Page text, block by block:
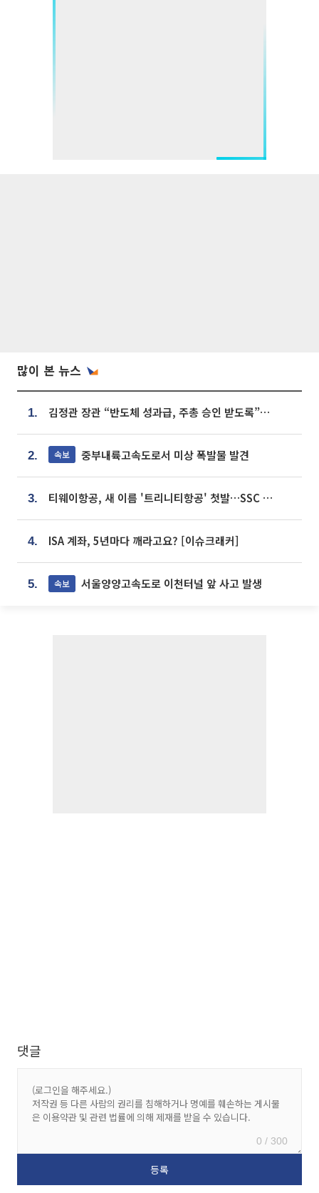
많이 본 뉴스
1. 김정관 장관 “반도체 성과급, 주총 승인 받도록”…상법·자본시장법 개정 시사
2. 속보 중부내륙고속도로서 미상 폭발물 발견
3. 티웨이항공, 새 이름 '트리니티항공' 첫발…SSC 전략 본격화
4. ISA 계좌, 5년마다 깨라고요? [이슈크래커]
5. 속보 서울양양고속도로 이천터널 앞 사고 발생
댓글
0 / 300